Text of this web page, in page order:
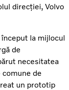
direcției, Volvo
la mijlocul
de
necesitatea
de
un prototip